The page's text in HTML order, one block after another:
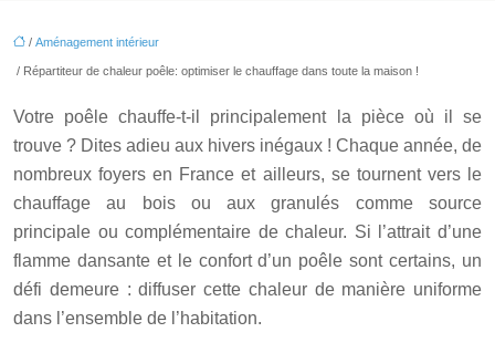
/ Aménagement intérieur
/ Répartiteur de chaleur poêle: optimiser le chauffage dans toute la maison !
Votre poêle chauffe-t-il principalement la pièce où il se
trouve ? Dites adieu aux hivers inégaux ! Chaque année, de
nombreux foyers en France et ailleurs, se tournent vers le
chauffage au bois ou aux granulés comme source
principale ou complémentaire de chaleur. Si l’attrait d’une
flamme dansante et le confort d’un poêle sont certains, un
défi demeure : diffuser cette chaleur de manière uniforme
dans l’ensemble de l’habitation.